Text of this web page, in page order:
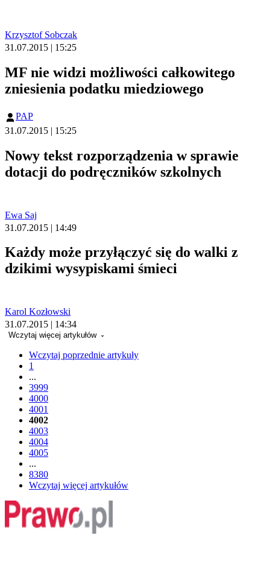
Krzysztof Sobczak
31.07.2015 | 15:25
MF nie widzi możliwości całkowitego
zniesienia podatku miedziowego
PAP
31.07.2015 | 15:25
Nowy tekst rozporządzenia w sprawie
dotacji do podręczników szkolnych
Ewa Saj
31.07.2015 | 14:49
Każdy może przyłączyć się do walki z
dzikimi wysypiskami śmieci
Karol Kozłowski
31.07.2015 | 14:34
Wczytaj więcej artykułów
Wczytaj poprzednie artykuły
1
...
3999
4000
4001
4002
4003
4004
4005
...
8380
Wczytaj więcej artykułów